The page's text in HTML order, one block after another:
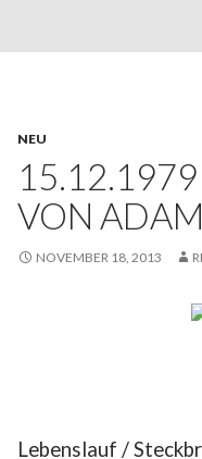
NEU
15.12.1979
VON
NOVEMBER 18, 2013
Lebenslauf /